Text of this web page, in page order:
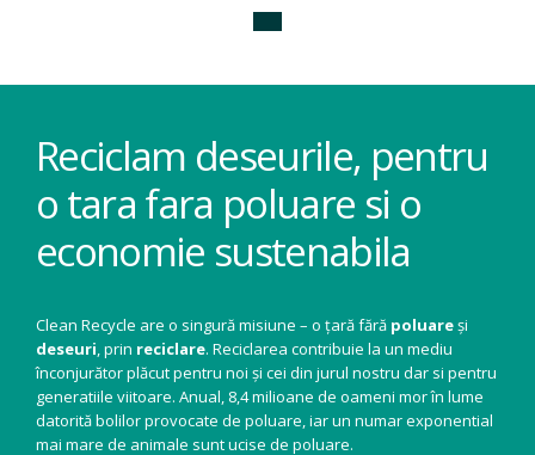
Reciclam deseurile, pentru
o tara fara poluare si o
economie sustenabila
Clean Recycle are o singură misiune – o țară fără poluareși
deseuri, prin reciclare. Reciclarea contribuie la un mediu
înconjurător plăcut pentru noi și cei din jurul nostru dar si pentru
generatiile viitoare. Anual, 8,4 milioane de oameni mor în lume
datorită bolilor provocate de poluare, iar un numar exponential
mai mare de animale sunt ucise de poluare.